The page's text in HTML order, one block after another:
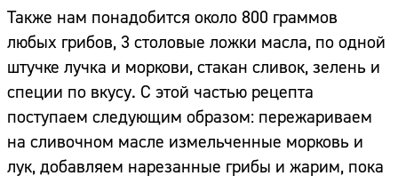
Также нам понадобится около 800 граммов
любых грибов, 3 столовые ложки масла, по одной
штучке лучка и моркови, стакан сливок, зелень и
специи по вкусу. С этой частью рецепта
поступаем следующим образом: пережариваем
на сливочном масле измельченные морковь и
лук, добавляем нарезанные грибы и жарим, пока